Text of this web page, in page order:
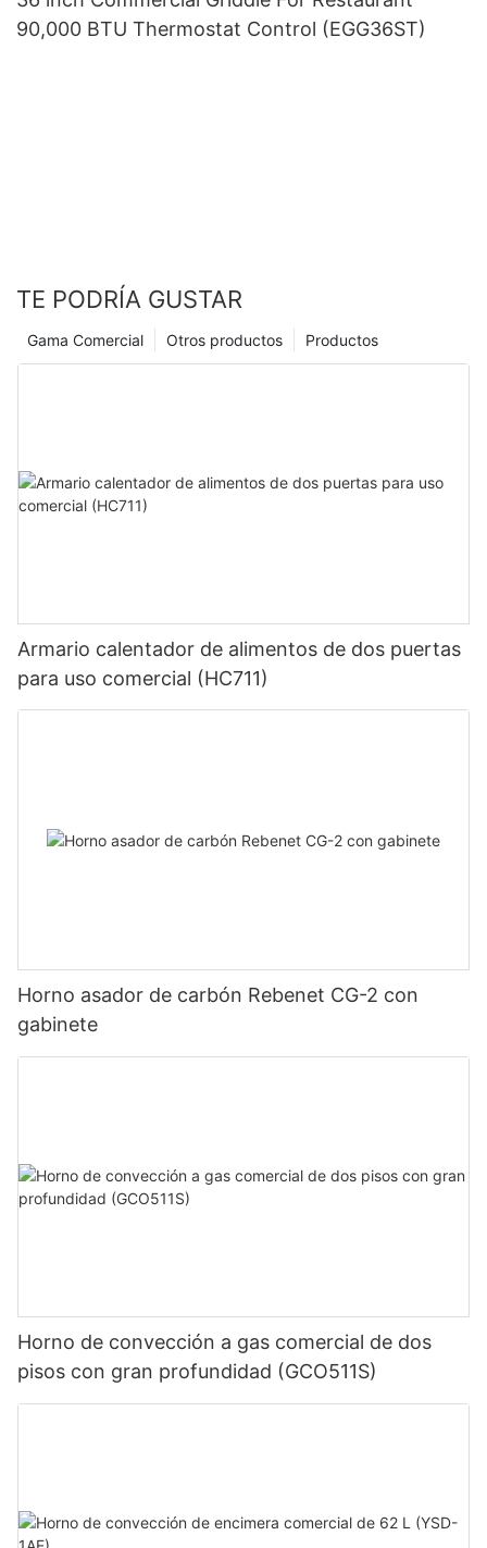
90,000 BTU Thermostat Control (EGG36ST)
TE PODRÍA GUSTAR
Productos
Otros productos
Gama Comercial
Armario calentador de alimentos de dos puertas
para uso comercial (HC711)
Horno asador de carbón Rebenet CG-2 con
gabinete
Horno de convección a gas comercial de dos
pisos con gran profundidad (GCO511S)